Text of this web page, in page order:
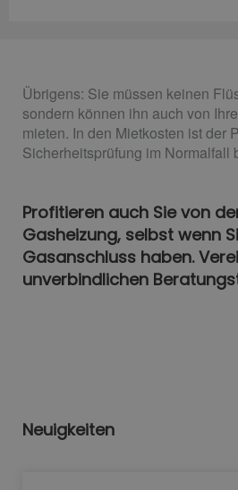
Übrigens: Sie müssen keinen
sondern können ihn auch von
mieten. In den Mietkosten ist der
Sicherheitsprüfung im Normalfall
Profitieren auch Sie von
Gasheizung, selbst wenn
Gasanschluss haben.
unverbindlichen
Neuigkeiten